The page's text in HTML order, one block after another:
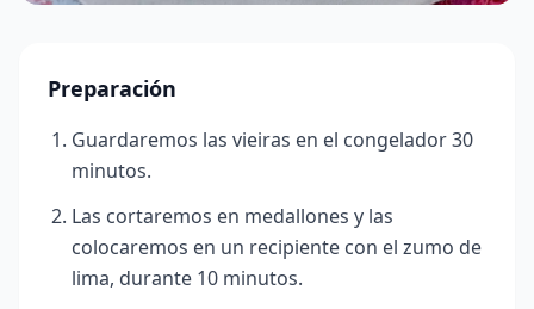
Preparación
Guardaremos las vieiras en el congelador 30
minutos.
Las cortaremos en medallones y las
colocaremos en un recipiente con el zumo de
lima, durante 10 minutos.